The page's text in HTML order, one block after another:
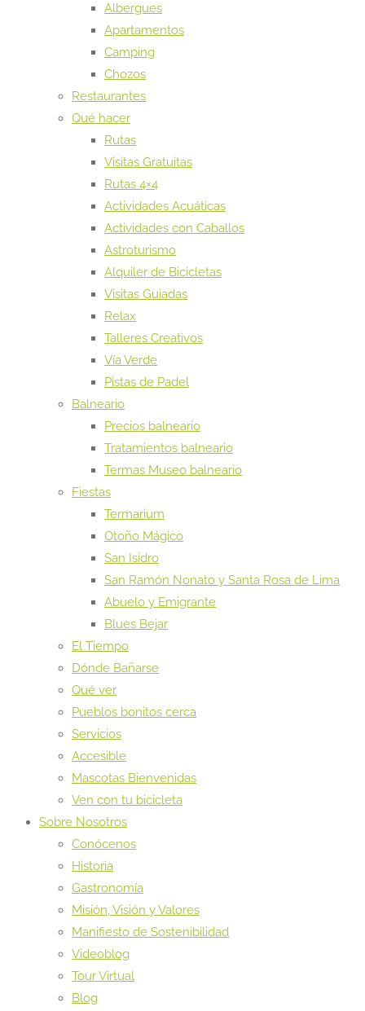
Albergues
Apartamentos
Camping
Chozos
Restaurantes
Qué hacer
Rutas
Visitas Gratuitas
Rutas 4×4
Actividades Acuáticas
Actividades con Caballos
Astroturismo
Alquiler de Bicicletas
Visitas Guiadas
Relax
Talleres Creativos
Vía Verde
Pistas de Padel
Balneario
Precios balneario
Tratamientos balneario
Termas Museo balneario
Fiestas
Termarium
Otoño Mágico
San Isidro
San Ramón Nonato y Santa Rosa de Lima
Abuelo y Emigrante
Blues Bejar
El Tiempo
Dónde Bañarse
Qué ver
Pueblos bonitos cerca
Servicios
Accesible
Mascotas Bienvenidas
Ven con tu bicicleta
Sobre Nosotros
Conócenos
Historia
Gastronomía
Misión, Visión y Valores
Manifiesto de Sostenibilidad
Videoblog
Tour Virtual
Blog